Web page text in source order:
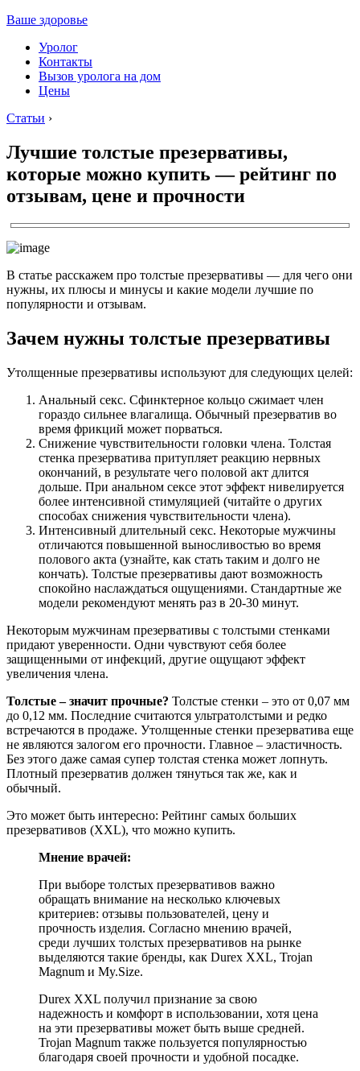
Ваше здоровье
Уролог
Контакты
Вызов уролога на дом
Цены
Статьи ›
Лучшие толстые презервативы,
которые можно купить — рейтинг по
отзывам, цене и прочности
В статье расскажем про толстые презервативы — для чего они
нужны, их плюсы и минусы и какие модели лучшие по
популярности и отзывам.
Зачем нужны толстые презервативы
Утолщенные презервативы используют для следующих целей:
Анальный секс. Сфинктерное кольцо сжимает член
гораздо сильнее влагалища. Обычный презерватив во
время фрикций может порваться.
Снижение чувствительности головки члена. Толстая
стенка презерватива притупляет реакцию нервных
окончаний, в результате чего половой акт длится
дольше. При анальном сексе этот эффект нивелируется
более интенсивной стимуляцией (читайте о других
способах снижения чувствительности члена).
Интенсивный длительный секс. Некоторые мужчины
отличаются повышенной выносливостью во время
полового акта (узнайте, как стать таким и долго не
кончать). Толстые презервативы дают возможность
спокойно наслаждаться ощущениями. Стандартные же
модели рекомендуют менять раз в 20-30 минут.
Некоторым мужчинам презервативы с толстыми стенками
придают уверенности. Одни чувствуют себя более
защищенными от инфекций, другие ощущают эффект
увеличения члена.
Толстые – значит прочные? Толстые стенки – это от 0,07 мм
до 0,12 мм. Последние считаются ультратолстыми и редко
встречаются в продаже. Утолщенные стенки презерватива еще
не являются залогом его прочности. Главное – эластичность.
Без этого даже самая супер толстая стенка может лопнуть.
Плотный презерватив должен тянуться так же, как и
обычный.
Это может быть интересно: Рейтинг самых больших
презервативов (XXL), что можно купить.
Мнение врачей:
При выборе толстых презервативов важно
обращать внимание на несколько ключевых
критериев: отзывы пользователей, цену и
прочность изделия. Согласно мнению врачей,
среди лучших толстых презервативов на рынке
выделяются такие бренды, как Durex XXL, Trojan
Magnum и My.Size.
Durex XXL получил признание за свою
надежность и комфорт в использовании, хотя цена
на эти презервативы может быть выше средней.
Trojan Magnum также пользуется популярностью
благодаря своей прочности и удобной посадке.